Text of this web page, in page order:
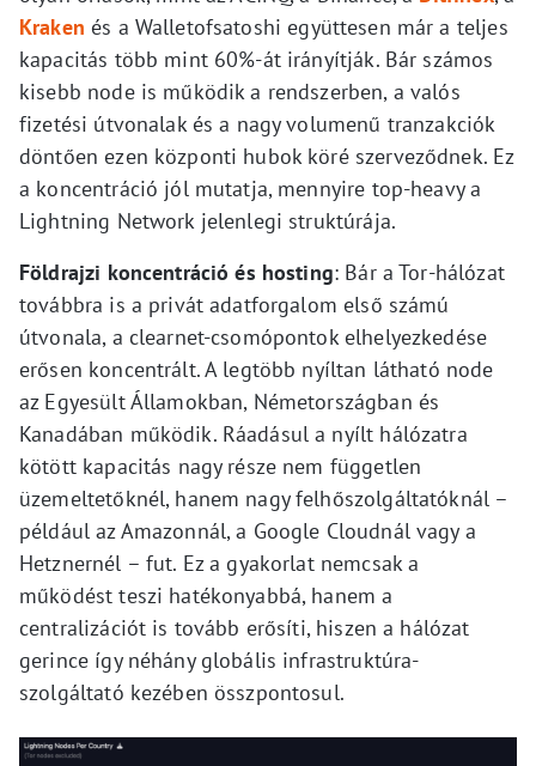
Kraken és a Walletofsatoshi együttesen már a teljes
kapacitás több mint 60%-át irányítják. Bár számos
kisebb node is működik a rendszerben, a valós
fizetési útvonalak és a nagy volumenű tranzakciók
döntően ezen központi hubok köré szerveződnek. Ez
a koncentráció jól mutatja, mennyire top-heavy a
Lightning Network jelenlegi struktúrája.
Földrajzi koncentráció és hosting: Bár a Tor-hálózat
továbbra is a privát adatforgalom első számú
útvonala, a clearnet-csomópontok elhelyezkedése
erősen koncentrált. A legtöbb nyíltan látható node
az Egyesült Államokban, Németországban és
Kanadában működik. Ráadásul a nyílt hálózatra
kötött kapacitás nagy része nem független
üzemeltetőknél, hanem nagy felhőszolgáltatóknál –
például az Amazonnál, a Google Cloudnál vagy a
Hetznernél – fut. Ez a gyakorlat nemcsak a
működést teszi hatékonyabbá, hanem a
centralizációt is tovább erősíti, hiszen a hálózat
gerince így néhány globális infrastruktúra-
szolgáltató kezében összpontosul.